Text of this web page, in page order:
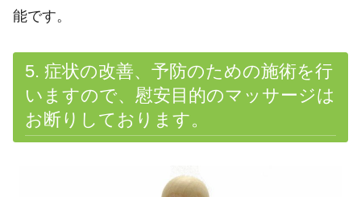
能です。
5. 症状の改善、予防のための施術を行
いますので、慰安目的のマッサージは
お断りしております。